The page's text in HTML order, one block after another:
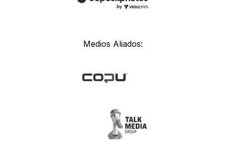
Medios Aliados: